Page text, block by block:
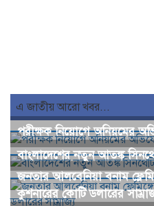
এ জাতীয় আরো খবর...
পরীক্ষক নিয়োগে অনিয়মের
বাংলাদেশের নতুন আতঙ্ক
জনতার আলবেনিয়া বনাম
কুশনারের কোটি ডলারের